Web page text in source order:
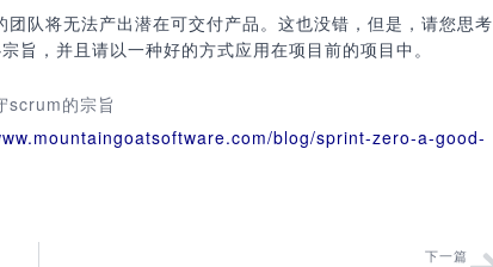
队将无法产出潜在可交付产品。这也没错，但是，请您思考
，并且请以一种好的方式应用在项目前的项目中。
scrum的宗旨
blog/sprint-zero-a-good-
下一篇